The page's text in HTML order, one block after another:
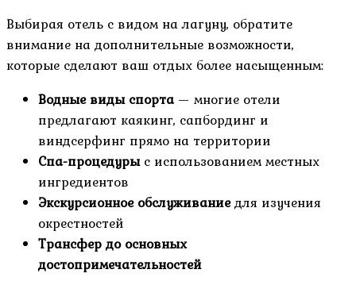
Выбирая отель с видом на лагуну, обратите
внимание на дополнительные возможности,
которые сделают ваш отдых более насыщенным:
Водные виды спорта— многие отели
предлагают каякинг, сапбординг и
виндсерфинг прямо на территории
Спа-процедурыс использованием местных
ингредиентов
Экскурсионное обслуживаниедля изучения
окрестностей
Трансфер до основных
достопримечательностей